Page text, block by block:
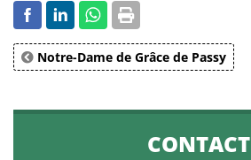
Notre-Dame de Grâce de Passy
CONTACT